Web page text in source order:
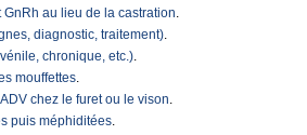
au lieu de la castration.
diagnostic, traitement).
chronique, etc.).
mouffettes.
chez le furet ou le vison.
puis méphiditées.